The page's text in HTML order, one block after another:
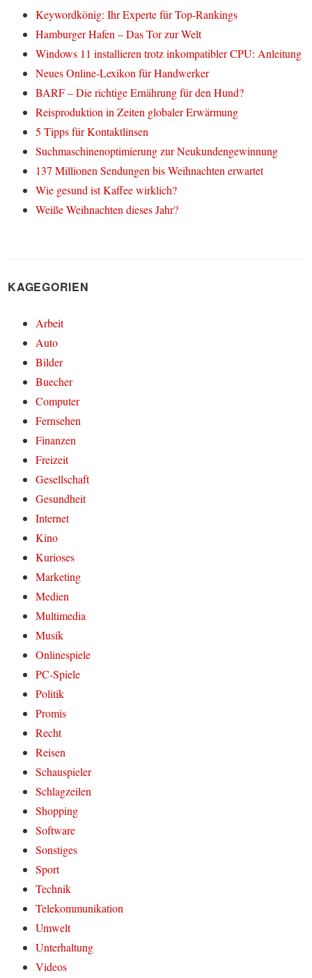
Keywordkönig: Ihr Experte für Top-Rankings
Hamburger Hafen – Das Tor zur Welt
Windows 11 installieren trotz inkompatibler CPU: Anleitung
Neues Online-Lexikon für Handwerker
BARF – Die richtige Ernährung für den Hund?
Reisproduktion in Zeiten globaler Erwärmung
5 Tipps für Kontaktlinsen
Suchmaschinenoptimierung zur Neukundengewinnung
137 Millionen Sendungen bis Weihnachten erwartet
Wie gesund ist Kaffee wirklich?
Weiße Weihnachten dieses Jahr?
KAGEGORIEN
Arbeit
Auto
Bilder
Buecher
Computer
Fernsehen
Finanzen
Freizeit
Gesellschaft
Gesundheit
Internet
Kino
Kurioses
Marketing
Medien
Multimedia
Musik
Onlinespiele
PC-Spiele
Politik
Promis
Recht
Reisen
Schauspieler
Schlagzeilen
Shopping
Software
Sonstiges
Sport
Technik
Telekommunikation
Umwelt
Unterhaltung
Videos